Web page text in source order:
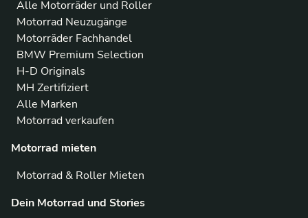
Alle Motorräder und Roller
Motorrad Neuzugänge
Motorräder Fachhandel
BMW Premium Selection
H-D Originals
MH Zertifiziert
Alle Marken
Motorrad verkaufen
Motorrad mieten
Motorrad & Roller Mieten
Dein Motorrad und Stories